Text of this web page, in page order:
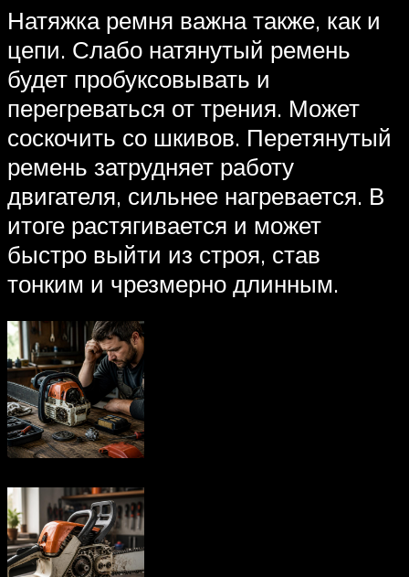
Натяжка ремня важна также, как и
цепи. Слабо натянутый ремень
будет пробуксовывать и
перегреваться от трения. Может
соскочить со шкивов. Перетянутый
ремень затрудняет работу
двигателя, сильнее нагревается. В
итоге растягивается и может
быстро выйти из строя, став
тонким и чрезмерно длинным.